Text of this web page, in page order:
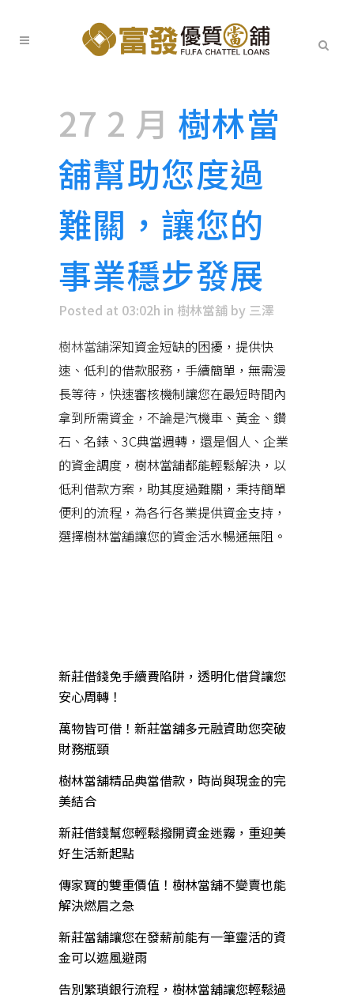
27 2 月 樹林當
舖幫助您度過
難關，讓您的
事業穩步發展
Posted at 03:02h in 樹林當舖 by 三澤
樹林當舖深知資金短缺的困擾，提供快
速、低利的借款服務，手續簡單，無需漫
長等待，快速審核機制讓您在最短時間內
拿到所需資金，不論是汽機車、黃金、鑽
石、名錶、3C典當週轉，還是個人、企業
的資金調度，樹林當舖都能輕鬆解決，以
低利借款方案，助其度過難關，秉持簡單
便利的流程，為各行各業提供資金支持，
選擇樹林當舖讓您的資金活水暢通無阻。
新莊借錢免手續費陷阱，透明化借貸讓您
安心周轉！
萬物皆可借！新莊當舖多元融資助您突破
財務瓶頸
樹林當舖精品典當借款，時尚與現金的完
美結合
新莊借錢幫您輕鬆撥開資金迷霧，重迎美
好生活新起點
傳家寶的雙重價值！樹林當舖不變賣也能
解決燃眉之急
新莊當舖讓您在發薪前能有一筆靈活的資
金可以遮風避雨
告別繁瑣銀行流程，樹林當舖讓您輕鬆過